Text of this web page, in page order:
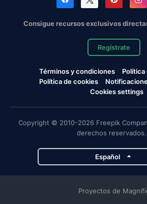
Consigue recursos exclusivos
Regístrate
Términos y condiciones
Política
Política de cookies
Cookies settings
Copyright © 2010-2026 Freepik
derechos reservados.
Español
Proyectos de